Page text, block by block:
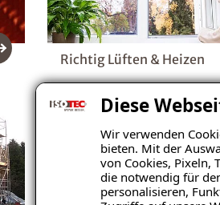
Diese
Wir verwenden
bieten. Mit der
von Cookies, Pixeln,
die notwendig für
personalisieren,
Richtig Lüften & Heizen